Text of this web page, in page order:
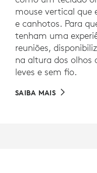
mouse vertical que
e canhotos. Para
tenham uma
reuniões,
na altura dos olhos
leves e sem fio.
SAIBA MAIS